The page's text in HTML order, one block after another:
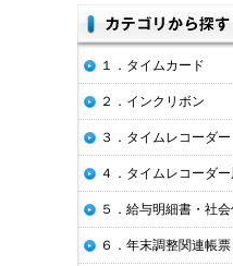
１．タイムカード
２．インクリボン
３．タイムレコーダー
４．タイムレコーダ
５．給与明細書・社
６．年末調整関連帳票